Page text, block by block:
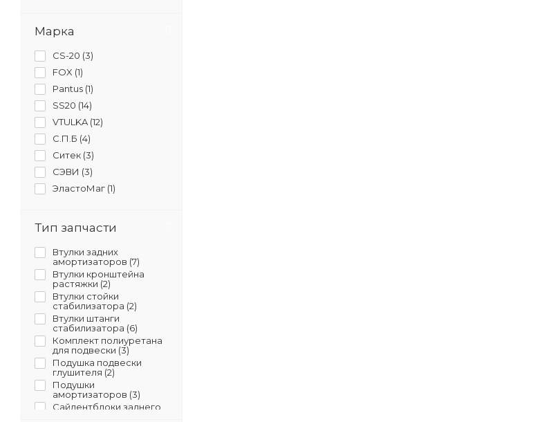
Марка
CS-20 (3)
FOX (1)
Pantus (1)
SS20 (14)
VTULKA (12)
С.П.Б (4)
Ситек (3)
СЭВИ (3)
ЭластоМаг (1)
Тип запчасти
Втулки задних
амортизаторов (7)
Втулки кронштейна
растяжки (2)
Втулки стойки
стабилизатора (2)
Втулки штанги
стабилизатора (6)
Комплект полиуретана
для подвески (3)
Подушка подвески
глушителя (2)
Подушки
амортизаторов (3)
Сайлентблоки заднего